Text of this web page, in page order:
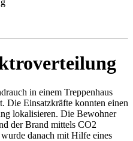
in einem Treppenhaus
Die Einsatzkräfte konnten einen
lokalisieren. Die Bewohner
der Brand mittels CO2
danach mit Hilfe eines